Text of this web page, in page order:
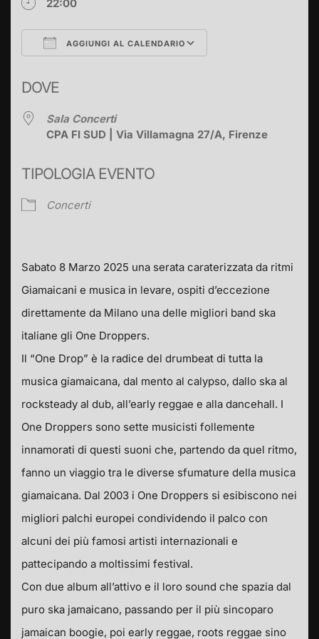
22:00
AGGIUNGI AL CALENDARIO
DOVE
Sala Concerti
CPA FI SUD | Via Villamagna 27/A, Firenze
TIPOLOGIA EVENTO
Concerti
Sabato 8 Marzo 2025 una serata caraterizzata da ritmi
Giamaicani e musica in levare, ospiti d’eccezione
direttamente da Milano una delle migliori band ska
italiane gli One Droppers.
Il “One Drop” è la radice del drumbeat di tutta la
musica giamaicana, dal mento al calypso, dallo ska al
rocksteady al dub, all’early reggae e alla dancehall. I
One Droppers sono sette musicisti follemente
innamorati di questi suoni che, partendo da quel ritmo,
fanno un viaggio tra le diverse sfumature della musica
giamaicana. Dal 2003 i One Droppers si esibiscono nei
migliori palchi europei condividendo il palco con
alcuni dei più famosi artisti internazionali e
pattecipando a moltissimi festival.
Con due album all’attivo e il loro sound che spazia dal
puro ska jamaicano, passando per il più sincoparo
jamaican boogie, poi early reggae, roots reggae sino